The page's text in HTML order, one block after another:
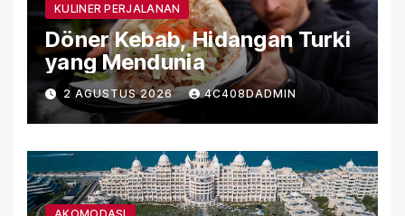
KULINER PERJALANAN
Döner Kebab, Hidangan Turki
yang Mendunia
2 AGUSTUS 2026 4C408DADMIN